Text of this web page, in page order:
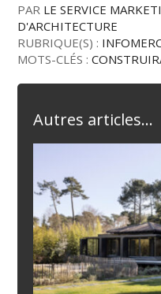
PAR LE SERVICE
D'ARCHITECTURE
RUBRIQUE(S) :
MOTS-CLÉS :
Autres articles...